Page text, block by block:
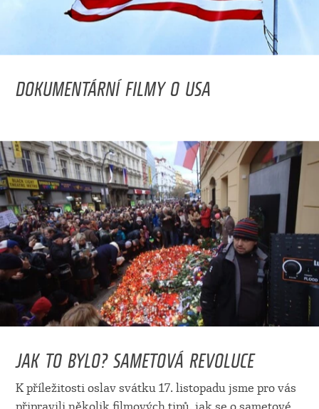
DOKUMENTÁRNÍ FILMY O USA
JAK TO BYLO? SAMETOVÁ REVOLUCE
K příležitosti oslav svátku 17. listopadu jsme pro vás